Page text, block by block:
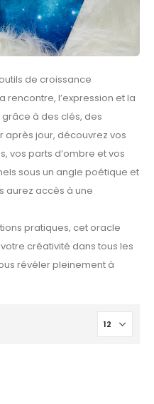
de croissance
l’expression et la
à des clés, des
après jour, découvrez vos
vos parts d’ombre et vos
sous un angle poétique et
aurez accès à une
pratiques, cet oracle
créativité dans tous les
révéler pleinement à